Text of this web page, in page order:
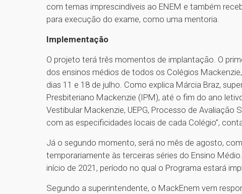
com temas imprescindíveis ao ENEM e também
para execução do exame, como uma mentoria.
Implementação
O projeto terá três momentos de implantação. O
dos ensinos médios de todos os Colégios
dias 11 e 18 de julho. Como explica Márcia Braz,
Presbiteriano Mackenzie (IPM), até o fim do ano
Vestibular Mackenzie, UEPG, Processo de Avaliação
com as especificidades locais de cada Colégio”,
Já o segundo momento, será no mês de agosto,
temporariamente às terceiras séries do Ensino
início de 2021, período no qual o Programa estará
Segundo a superintendente, o MackEnem vem